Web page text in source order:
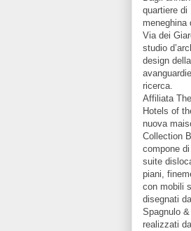
quartiere di
meneghina
Via dei
studio
design
ricerca.
Affiliata
Hotels of
nuova
Collection
compone
suite
piani,
con mobili
disegnati
Spagnulo
realizzati